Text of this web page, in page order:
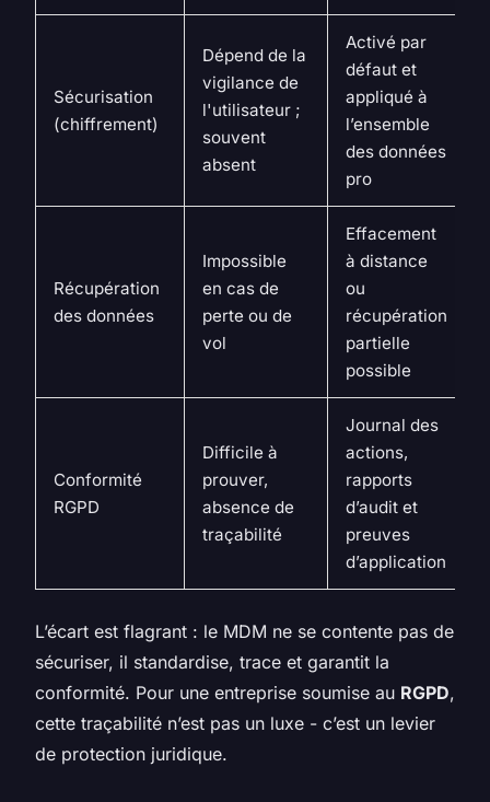
Sécurisation
(chiffrement)
Dépend de la
vigilance de
l'utilisateur ;
souvent
absent
Activé par
défaut et
appliqué à
l’ensemble
des données
pro
Récupération
des données
Impossible
en cas de
perte ou de
vol
Effacement
à distance
ou
récupération
partielle
possible
Conformité
RGPD
Difficile à
prouver,
absence de
traçabilité
Journal des
actions,
rapports
d’audit et
preuves
d’application
L’écart est flagrant : le MDM ne se contente pas de
sécuriser, il standardise, trace et garantit la
conformité. Pour une entreprise soumise au RGPD,
cette traçabilité n’est pas un luxe - c’est un levier
de protection juridique.